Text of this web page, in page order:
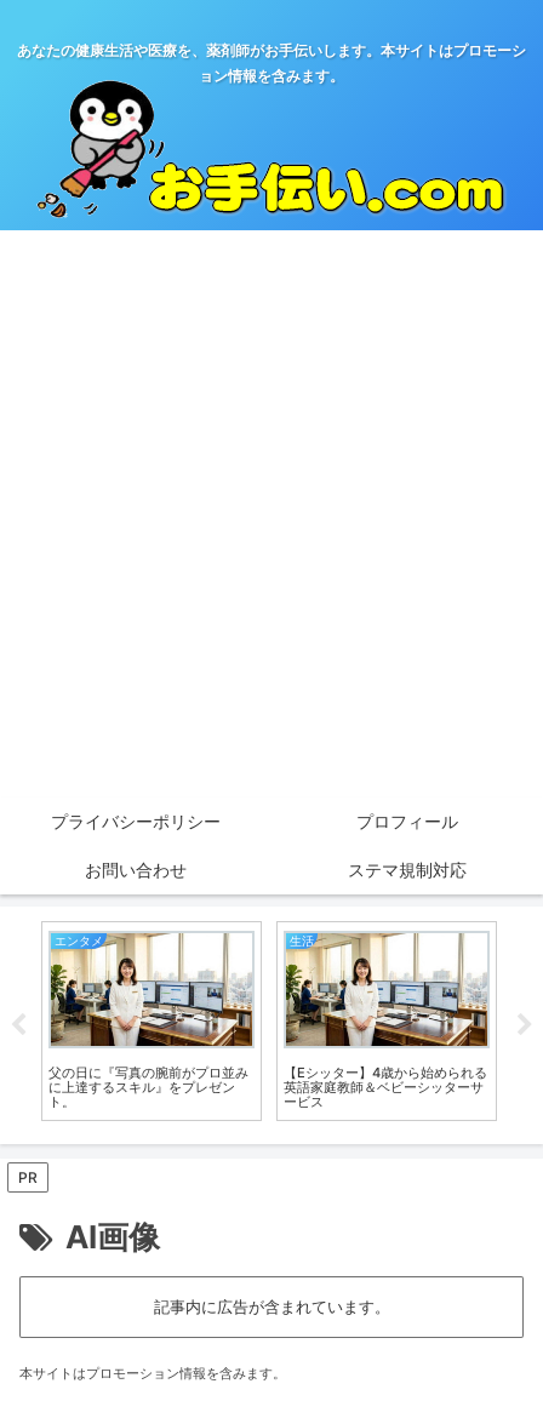
あなたの健康生活や医療を、薬剤師がお手伝いします。本サイトはプロモーシ
ョン情報を含みます。
プライバシーポリシー プロフィール
お問い合わせ ステマ規制対応
エンタメ
父の日に『写真の腕前がプロ並み
に上達するスキル』をプレゼン
ト。
生活
【Eシッター】4歳から始められる
英語家庭教師＆ベビーシッターサ
ービス
PR
AI画像
記事内に広告が含まれています。
本サイトはプロモーション情報を含みます。